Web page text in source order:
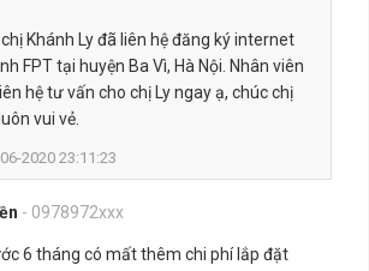
Khánh Ly đã liên hệ đăng ký internet
FPT tại huyện Ba Vì, Hà Nội. Nhân viên
hệ tư vấn cho chị Ly ngay ạ, chúc chị
vui vẻ.
2020 23:11:23
- 0978972xxx
6 tháng có mất thêm chi phí lắp đặt